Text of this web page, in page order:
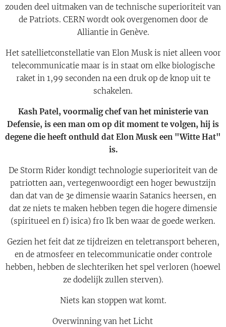
zouden deel uitmaken van de technische superioriteit van
de Patriots. CERN wordt ook overgenomen door de
Alliantie in Genève.
Het satellietconstellatie van Elon Musk is niet alleen voor
telecommunicatie maar is in staat om elke biologische
raket in 1,99 seconden na een druk op de knop uit te
schakelen.
Kash Patel, voormalig chef van het ministerie van
Defensie, is een man om op dit moment te volgen, hij is
degene die heeft onthuld dat Elon Musk een "Witte Hat"
is.
De Storm Rider kondigt technologie superioriteit van de
patriotten aan, vertegenwoordigt een hoger bewustzijn
dan dat van de 3e dimensie waarin Satanics heersen, en
dat ze niets te maken hebben tegen die hogere dimensie
(spiritueel en f) isica) fro Ik ben waar de goede werken.
Gezien het feit dat ze tijdreizen en teletransport beheren,
en de atmosfeer en telecommunicatie onder controle
hebben, hebben de slechteriken het spel verloren (hoewel
ze dodelijk zullen sterven).
Niets kan stoppen wat komt.
Overwinning van het Licht 🙏🙏